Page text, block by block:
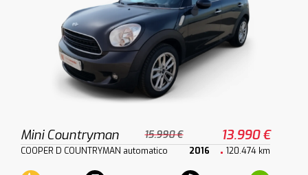
Mini Countryman 15.990 € 13.990 €
COOPER D COUNTRYMAN automatico 2016 120.474 km